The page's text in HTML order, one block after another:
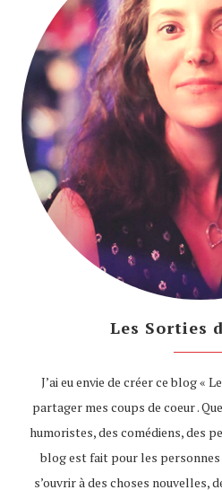
Les Sorties
J’ai eu envie de créer ce blog «
partager mes coups de coeur .
humoristes, des comédiens, des
blog est fait pour les personnes
s’ouvrir à des choses nouvelles,